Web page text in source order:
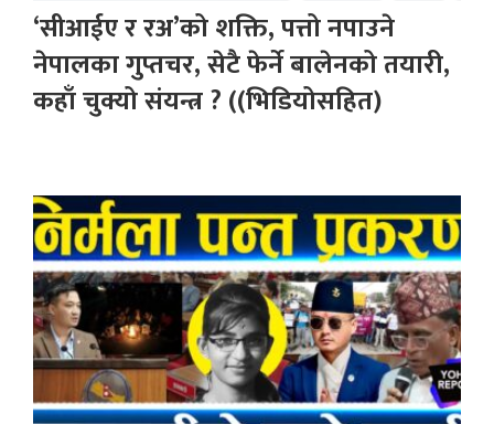
‘सीआईए र रअ’को शक्ति, पत्तो नपाउने
नेपालका गुप्तचर, सेटै फेर्ने बालेनको तयारी,
कहाँ चुक्यो संयन्त्र ? ((भिडियोसहित)